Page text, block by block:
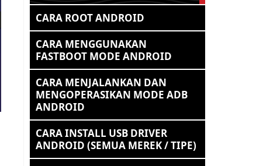
CARA ROOT ANDROID
CARA MENGGUNAKAN
FASTBOOT MODE ANDROID
CARA MENJALANKAN DAN
MENGOPERASIKAN MODE ADB
ANDROID
CARA INSTALL USB DRIVER
ANDROID (SEMUA MEREK / TIPE)